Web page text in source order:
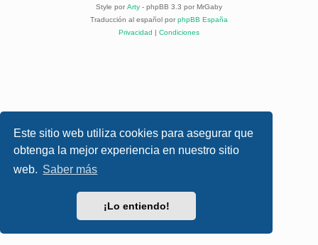
Este sitio web utiliza cookies para asegurar que
obtenga la mejor experiencia en nuestro sitio
web. Saber más
¡Lo entiendo!
Style por Arty - phpBB 3.3 por MrGaby
Traducción al español por phpBB España
Privacidad | Condiciones